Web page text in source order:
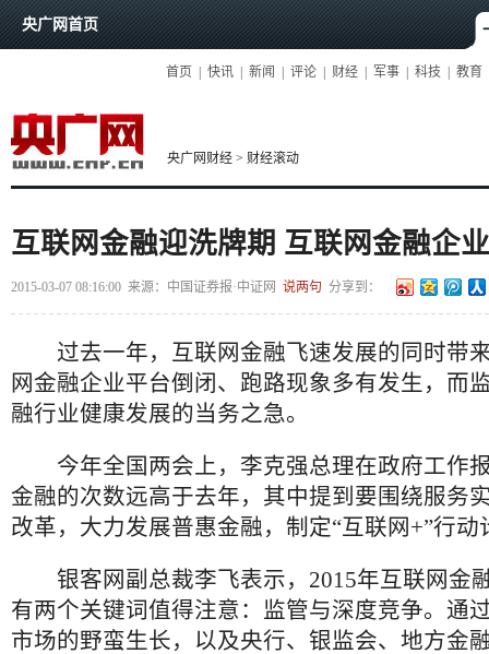
央广网首页
首页 快讯 新闻 评论 财经 军事 科技 教育
央广网财经 > 财经滚动
互联网金融迎洗牌期 互联网金融企
2015-03-07 08:16:00 来源： 中国证券报·中证网 说两句 分享到：
过去一年，互联网金融飞速发展的同时带
网金融企业平台倒闭、跑路现象多有发生，而
融行业健康发展的当务之急。
今年全国两会上，李克强总理在政府工作
金融的次数远高于去年，其中提到要围绕服务
改革，大力发展普惠金融，制定“互联网+”行动
银客网副总裁李飞表示，2015年互联网金
有两个关键词值得注意：监管与深度竞争。通
市场的野蛮生长，以及央行、银监会、地方金